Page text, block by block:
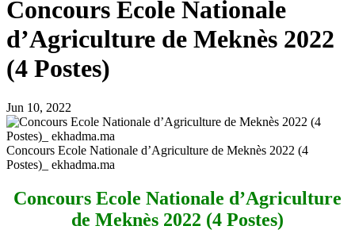
Concours Ecole Nationale
d’Agriculture de Meknès 2022
(4 Postes)
Jun 10, 2022
Concours Ecole Nationale d’Agriculture de Meknès 2022 (4
Postes)_ ekhadma.ma
Concours Ecole Nationale d’Agriculture
de Meknès 2022 (4 Postes)